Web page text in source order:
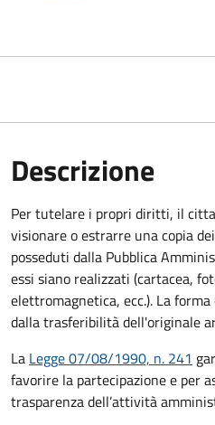
Descrizione
Per tutelare i propri diritti, il
visionare o estrarre una copia
posseduti dalla Pubblica
essi siano realizzati (cartacea,
elettromagnetica, ecc.). La
dalla trasferibilità dell'originale
La Legge 07/08/1990, n. 241
favorire la partecipazione e per
trasparenza dell’attività